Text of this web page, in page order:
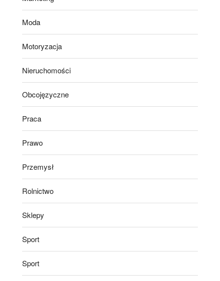
Moda
Motoryzacja
Nieruchomości
Obcojęzyczne
Praca
Prawo
Przemysł
Rolnictwo
Sklepy
Sport
Sport